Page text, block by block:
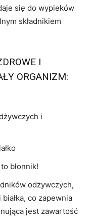
się do wypieków
składnikiem
I
ORGANIZM:
i
błonnik!
odżywczych,
co zapewnia
jest zawartość